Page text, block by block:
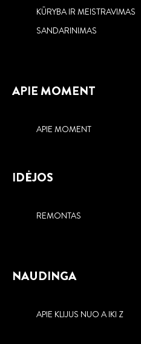
KŪRYBA IR MEISTRAVIMAS
SANDARINIMAS
APIE MOMENT
APIE MOMENT
IDĖJOS
REMONTAS
NAUDINGA
APIE KLIJUS NUO A IKI Z